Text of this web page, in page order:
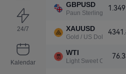
24/7
Kalendar
GBPUSD
Paun Sterling/Dolar AS
XAUUSD
Gold / US Dollar
WTI
Light Sweet Crude Oil